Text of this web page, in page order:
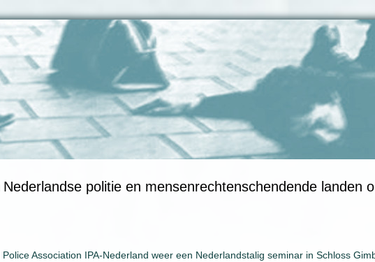
politie en mensenrechtenschendende landen
Association IPA-Nederland weer een Nederlandstalig seminar in Schloss